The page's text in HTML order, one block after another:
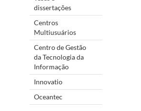
dissertações
Centros
Multiusuários
Centro de Gestão
da Tecnologia da
Informação
Innovatio
Oceantec